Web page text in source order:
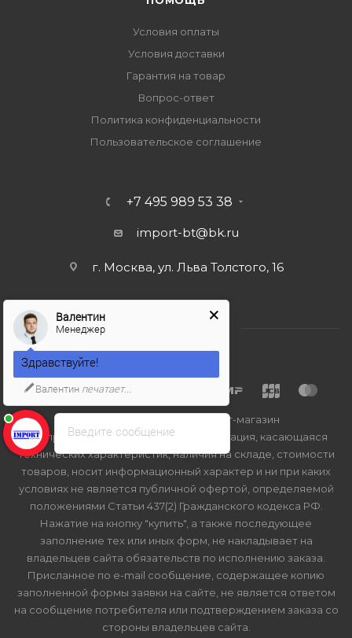
Условия оплаты
Условия доставки
Гарантия на товар
Вопрос-ответ
Политика конфиденциальности
Пользовательское соглашение
+7 495 989 53 38
import-bt@bk.ru
г. Москва, ул. Льва Толстого, 16
2026 © Import-bt.ru - интернет-магазин
Вся представленная на сайте информация, касающаяся
технических характеристик, наличия на складе, стоимости
товаров, носит информационный характер и ни при каких
условиях не является публичной офертой, определяемой
положениями Статьи 437(2) Гражданского кодекса РФ.
Нажатие на кнопку "купить", а также последующее
заполнение тех или иных форм, не накладывает на
владельцев сайта обязательств по исполнению заказа.
Присланное по e-mail сообщение, содержащее копию
заполненной формы заявки на сайте, не является ответом
на сообщение потребителя или подтверждением заказа со
стороны владельцев сайта.
Введите сообщение
Валентин
Менеджер
Здравствуйте!
Валентин печатает...